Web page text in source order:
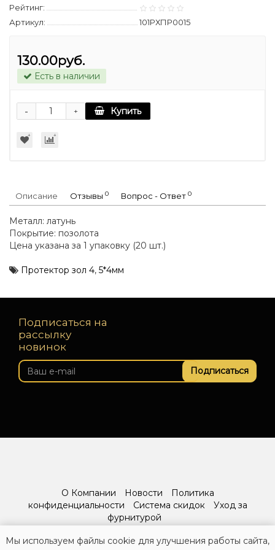
Рейтинг:
Артикул:
101РХПР0015
130.00руб.
Есть в наличии
+
- Купить
Описание Отзывы 0 Вопрос - Ответ 0
Металл: латунь
Покрытие: позолота
Цена указана за 1 упаковку (20 шт.)
Протектор зол 4, 5*4мм
Подписаться на
рассылку
новинок
Подписаться
О Компании Новости
Политика
конфиденциальности
Система скидок
Уход за
фурнитурой
Мы используем файлы cookie для улучшения работы сайта,